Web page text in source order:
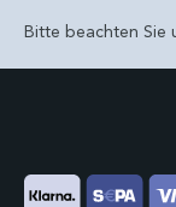
Bitte beachten Sie